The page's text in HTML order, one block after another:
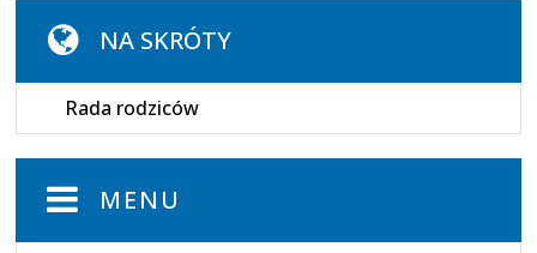
NA SKRÓTY
Rada rodziców
MENU